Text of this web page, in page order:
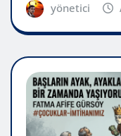
yönetici